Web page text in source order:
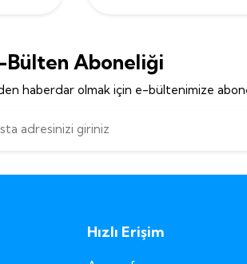
Bülten Aboneliği
haberdar olmak için e-bültenimize
Hızlı Erişim